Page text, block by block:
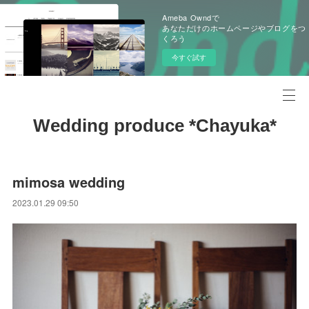
Ameba Owndで
あなただけのホームページやブログをつ
くろう
今すぐ試す
Wedding produce *Chayuka*
mimosa wedding
2023.01.29 09:50